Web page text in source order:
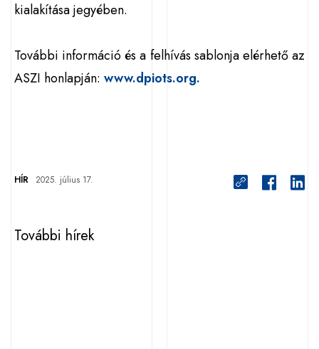
kialakítása jegyében.
További információ és a felhívás sablonja elérhető az
ASZI honlapján: www.dpiots.org.
HÍR 2025. július 17.
További hírek